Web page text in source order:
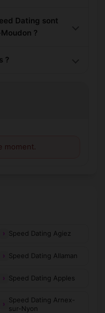
Dating sont
?
?
moment.
Speed Dating Agiez
Speed Dating Allaman
Speed Dating Apples
Speed Dating Arnex-
sur-Nyon